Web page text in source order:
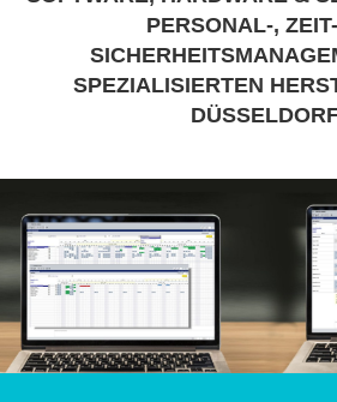
PERSONAL-,
SPEZIALISIERTEN